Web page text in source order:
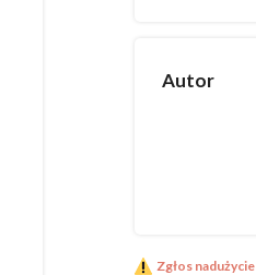
Autor
Zgłos nadużycie